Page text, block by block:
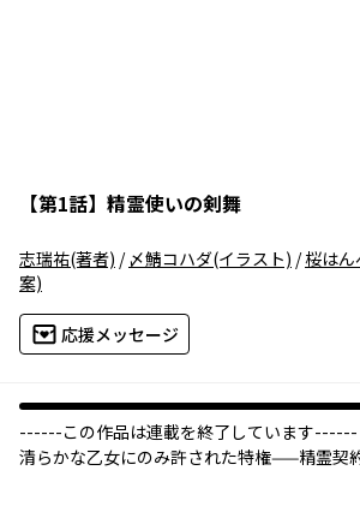
【第1話】 精霊使いの剣舞
志瑞祐(著者) / 〆鯖コハダ(イラスト) /桜はん
案)
応援メッセージ
------この作品は連載を終了しています------
清らかな乙女にのみ許された特権——精霊契